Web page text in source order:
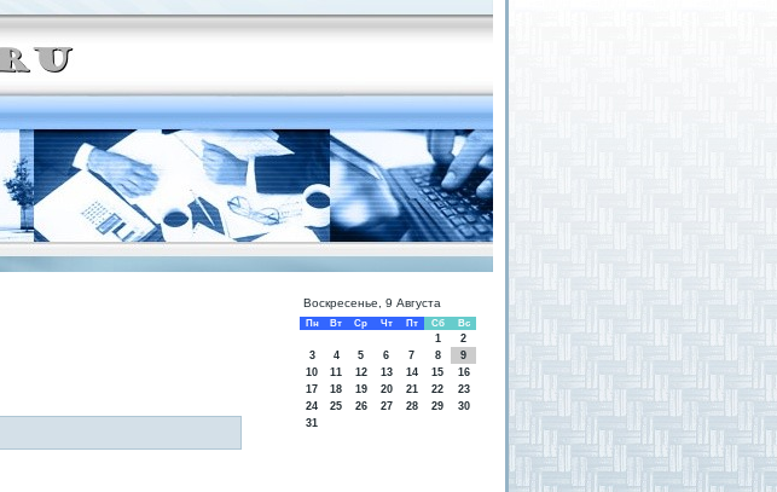
Воскресенье, 9 Августа
Пн Вт Ср Чт Пт Сб Вс
1
2
3
4 5 6 7 8
9
10
11 12 13 14 15
16
17
18 19 20 21 22
23
24
25 26 27 28 29
30
31